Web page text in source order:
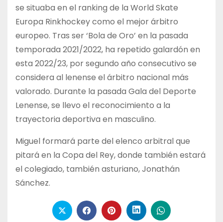
se situaba en el ranking de la World Skate
Europa Rinkhockey como el mejor árbitro
europeo. Tras ser ‘Bola de Oro’ en la pasada
temporada 2021/2022, ha repetido galardón en
esta 2022/23, por segundo año consecutivo se
considera al lenense el árbitro nacional más
valorado. Durante la pasada Gala del Deporte
Lenense, se llevo el reconocimiento a la
trayectoria deportiva en masculino.
Miguel formará parte del elenco arbitral que
pitará en la Copa del Rey, donde también estará
el colegiado, también asturiano, Jonathán
Sánchez.